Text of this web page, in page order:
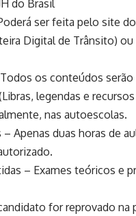
do Brasil
ser feita pelo site
Digital de Trânsito)
os conteúdos
legendas e
nas autoescolas.
Apenas duas horas de
– Exames teóricos e
for reprovado